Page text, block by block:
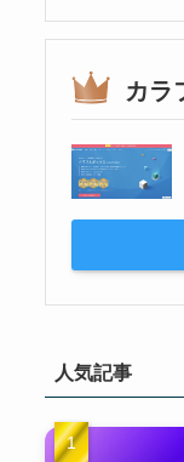
カラ
人気記事